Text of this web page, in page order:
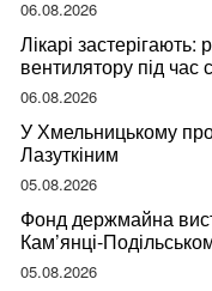
06.08.2026
Лікарі
вентилятору під
ваше здоров’я
06.08.2026
У Хмельницькому
Лазуткіним
05.08.2026
Фонд держмайна
Кам’янці-
05.08.2026